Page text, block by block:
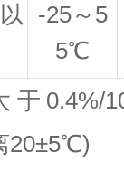
以
-25～5
5℃
于
20±5℃)